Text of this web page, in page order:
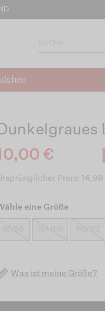
Dunkelgraues
€
Preis: 14,99
eine Größe
Was ist meine Größe?